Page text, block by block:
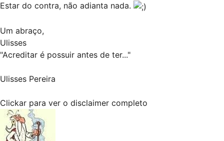
Estar do contra, não adianta nada.
Um abraço,
Ulisses
"Acreditar é possuir antes de ter..."
Ulisses Pereira
Clickar para ver o disclaimer completo